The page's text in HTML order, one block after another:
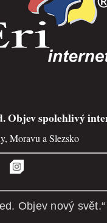
Objev spolehlivý
Moravu a Slezsko
Objev nový svět.“